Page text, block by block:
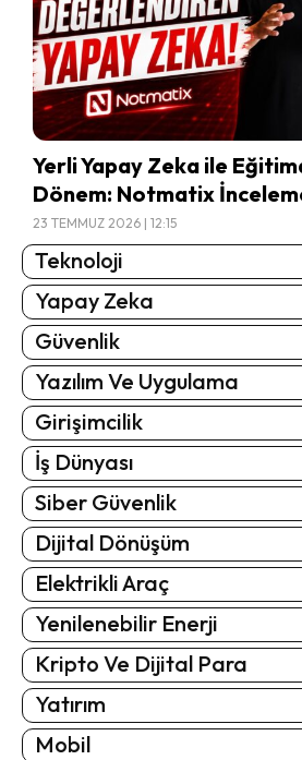
Yerli Yapay Zeka ile
Dönem: Notmatix
23 TEMMUZ 2026 | 12:15
Teknoloji
Yapay Zeka
Güvenlik
Yazılım Ve Uygulama
Girişimcilik
İş Dünyası
Siber Güvenlik
Dijital Dönüşüm
Elektrikli Araç
Yenilenebilir Enerji
Kripto Ve Dijital Para
Yatırım
Mobil